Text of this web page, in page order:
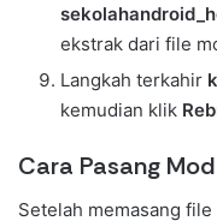
ekstrak dari file
Langkah terkahir
kemudian klik
Cara Pasang
Setelah memasang file